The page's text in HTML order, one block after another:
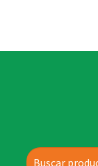
Buscar